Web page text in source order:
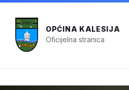
OPĆINA KALESIJA
Oficijelna stranica